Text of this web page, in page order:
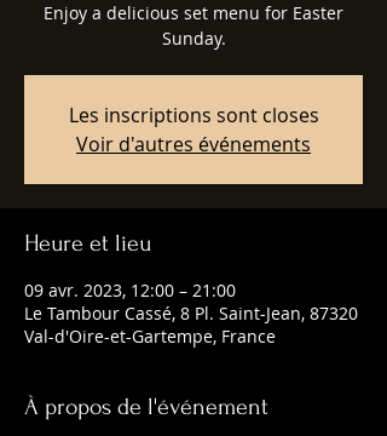
Enjoy a delicious set menu for Easter
Sunday.
Les inscriptions sont closes
Voir d'autres événements
Heure et lieu
09 avr. 2023, 12:00 – 21:00
Le Tambour Cassé, 8 Pl. Saint-Jean, 87320
Val-d'Oire-et-Gartempe, France
À propos de l'événement